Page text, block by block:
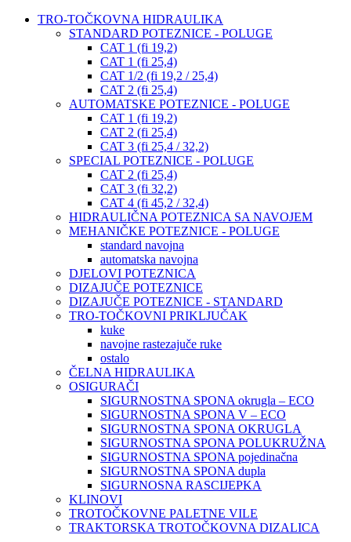
TRO-TOČKOVNA HIDRAULIKA
STANDARD POTEZNICE - POLUGE
CAT 1 (fi 19,2)
CAT 1 (fi 25,4)
CAT 1/2 (fi 19,2 / 25,4)
CAT 2 (fi 25,4)
AUTOMATSKE POTEZNICE - POLUGE
CAT 1 (fi 19,2)
CAT 2 (fi 25,4)
CAT 3 (fi 25,4 / 32,2)
SPECIAL POTEZNICE - POLUGE
CAT 2 (fi 25,4)
CAT 3 (fi 32,2)
CAT 4 (fi 45,2 / 32,4)
HIDRAULIČNA POTEZNICA SA NAVOJEM
MEHANIČKE POTEZNICE - POLUGE
standard navojna
automatska navojna
DJELOVI POTEZNICA
DIZAJUČE POTEZNICE
DIZAJUČE POTEZNICE - STANDARD
TRO-TOČKOVNI PRIKLJUČAK
kuke
navojne rastezajuče ruke
ostalo
ČELNA HIDRAULIKA
OSIGURAČI
SIGURNOSTNA SPONA okrugla – ECO
SIGURNOSTNA SPONA V – ECO
SIGURNOSTNA SPONA OKRUGLA
SIGURNOSTNA SPONA POLUKRUŽNA
SIGURNOSTNA SPONA pojedinačna
SIGURNOSTNA SPONA dupla
SIGURNOSNA RASCIJEPKA
KLINOVI
TROTOČKOVNE PALETNE VILE
TRAKTORSKA TROTOČKOVNA DIZALICA